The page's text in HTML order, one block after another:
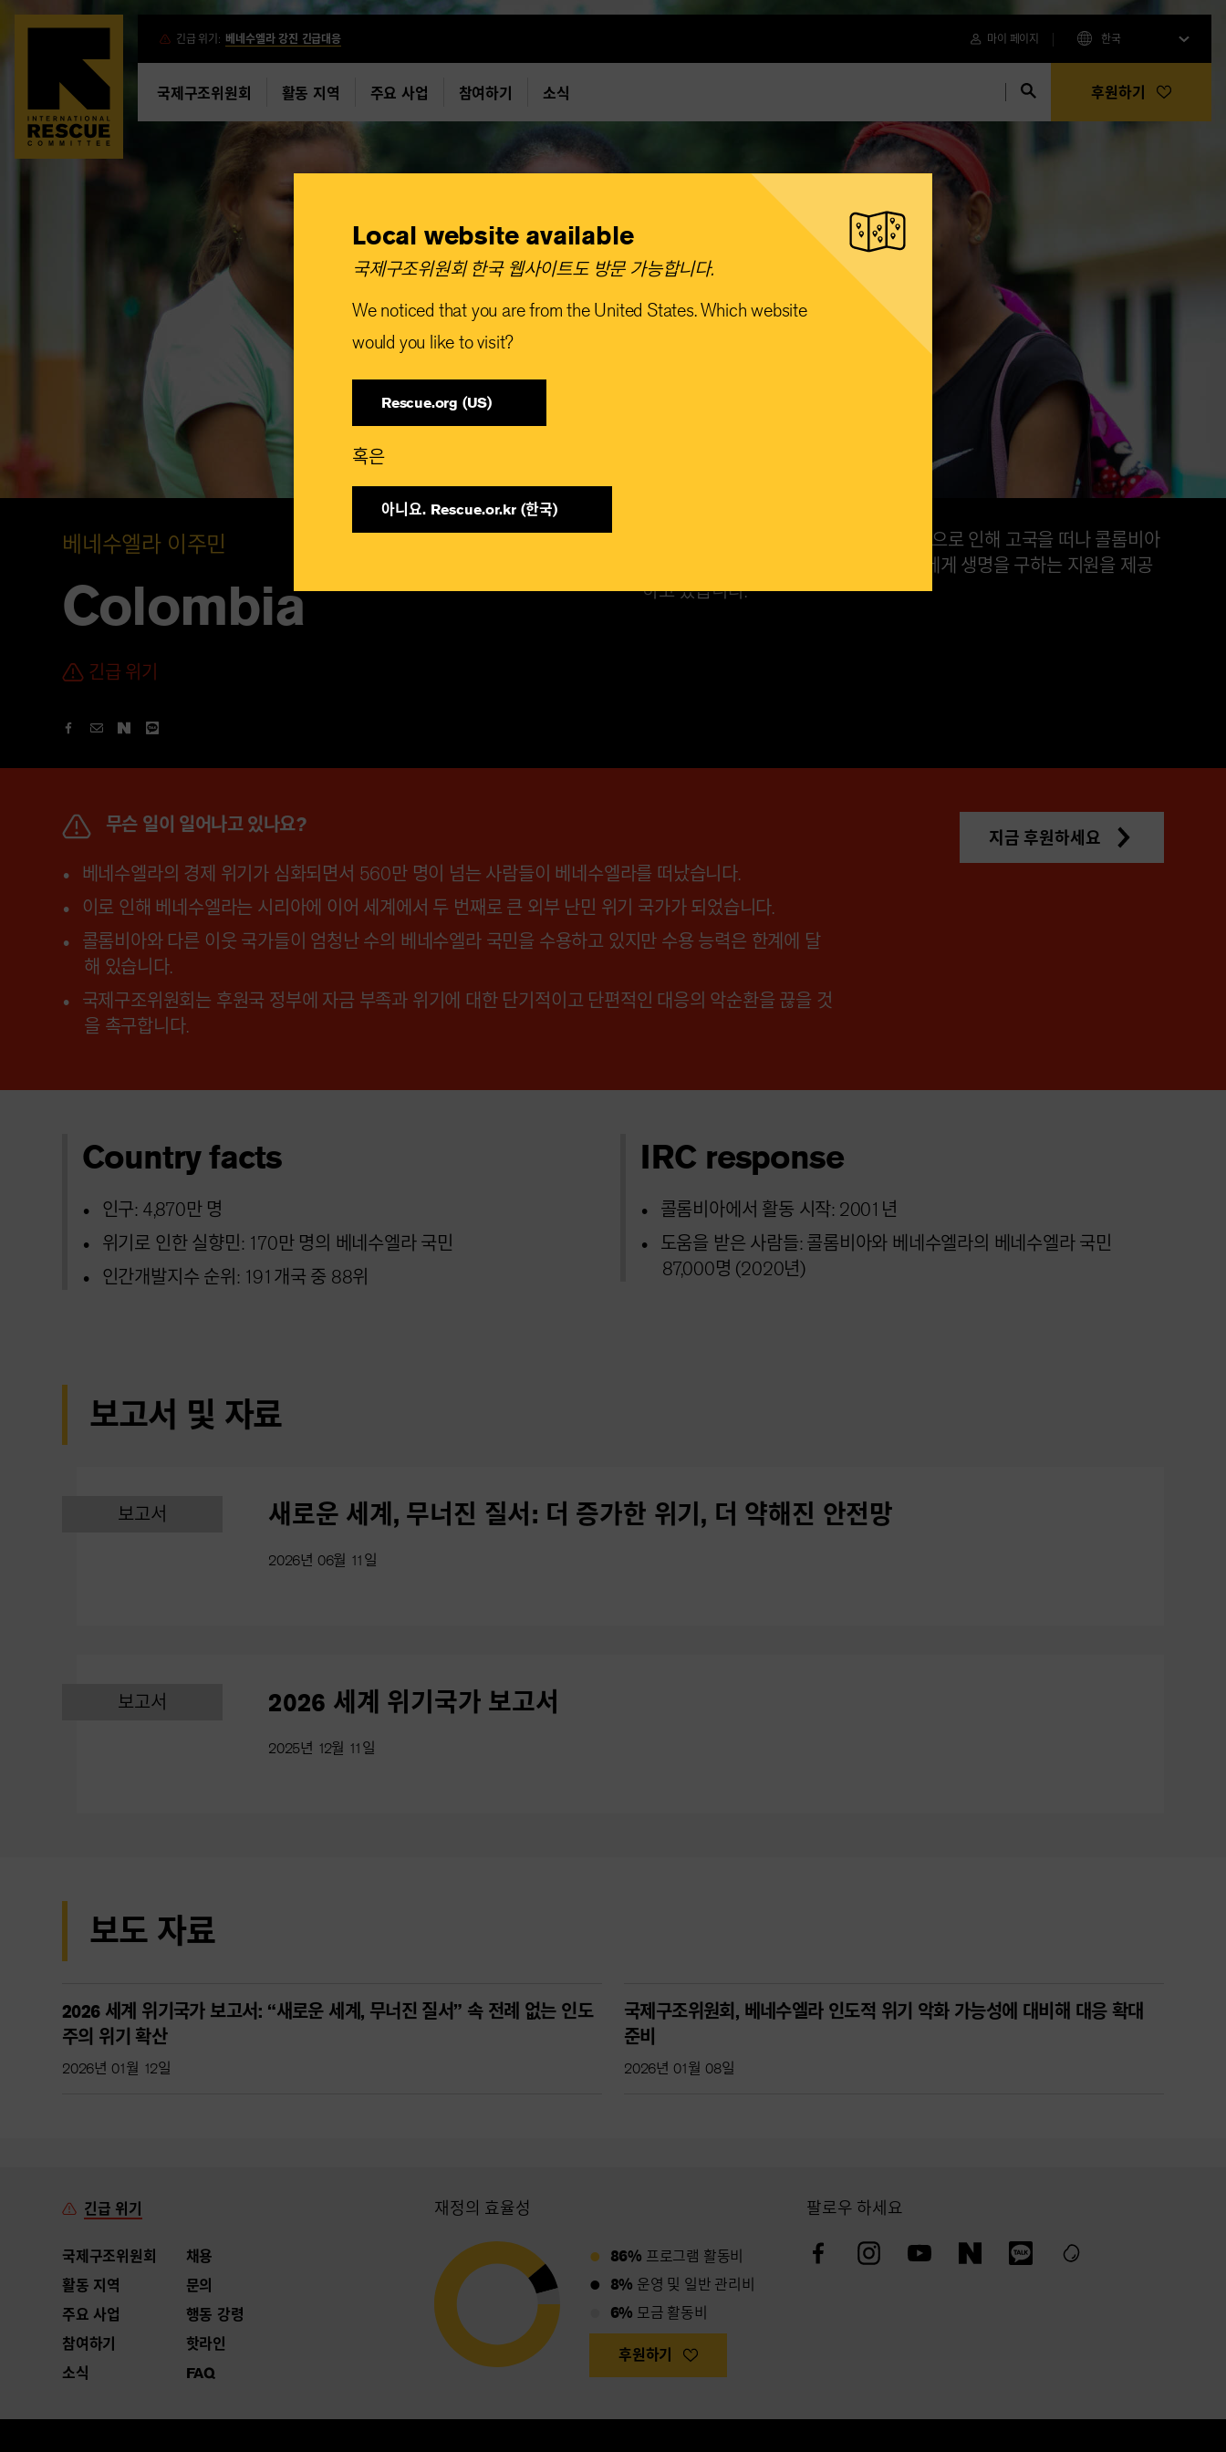
Skip
content
긴급 위기: 베네수엘라 강진 긴급대응 마이 페이지 한국
국제구조위원회 활동 지역 주요 사업 참여하기 소식 후원하기
베네수엘라 이주민
Colombia
긴급 위기
국제구조위원회는 폭력과 불안정한 상황으로 인해 고국을 떠나 콜롬비아
에서 안전을 찾고 있는 베네수엘라 국민에게 생명을 구하는 지원을 제공
하고 있습니다.
무슨 일이 일어나고 있나요?
베네수엘라의 경제 위기가 심화되면서 560만 명이 넘는 사람들이 베네수엘라를 떠났습니다.
이로 인해 베네수엘라는 시리아에 이어 세계에서 두 번째로 큰 외부 난민 위기 국가가 되었습니다.
콜롬비아와 다른 이웃 국가들이 엄청난 수의 베네수엘라 국민을 수용하고 있지만 수용 능력은 한계에 달
해 있습니다.
국제구조위원회는 후원국 정부에 자금 부족과 위기에 대한 단기적이고 단편적인 대응의 악순환을 끊을 것
을 촉구합니다.
지금 후원하세요
Country facts
인구: 4,870만 명
위기로 인한 실향민: 170만 명의 베네수엘라 국민
인간개발지수 순위: 191개국 중 88위
IRC response
콜롬비아에서 활동 시작: 2001년
도움을 받은 사람들: 콜롬비아와 베네수엘라의 베네수엘라 국민
87,000명 (2020년)
보고서 및 자료
보고서 새로운 세계, 무너진 질서: 더 증가한 위기, 더 약해진 안전망
2026년 06월 11일
보고서 2026 세계 위기국가 보고서
2025년 12월 11일
보도 자료
2026 세계 위기국가 보고서: “새로운 세계, 무너진 질서” 속 전례 없는 인도
주의 위기 확산
2026년 01월 12일
국제구조위원회, 베네수엘라 인도적 위기 악화 가능성에 대비해 대응 확대
준비
2026년 01월 08일
긴급 위기
국제구조위원회
활동 지역
주요 사업
참여하기
소식
채용
문의
행동 강령
핫라인
FAQ
재정의 효율성
86% 프로그램 활동비
8% 운영 및 일반 관리비
6% 모금 활동비
후원하기
팔로우 하세요
Local website available
국제구조위원회 한국 웹사이트도 방문 가능합니다.​
We noticed that you are from the United States. Which website
would you like to visit?
Rescue.org (US)
혹은​
아니요. Rescue.or.kr (한국)​